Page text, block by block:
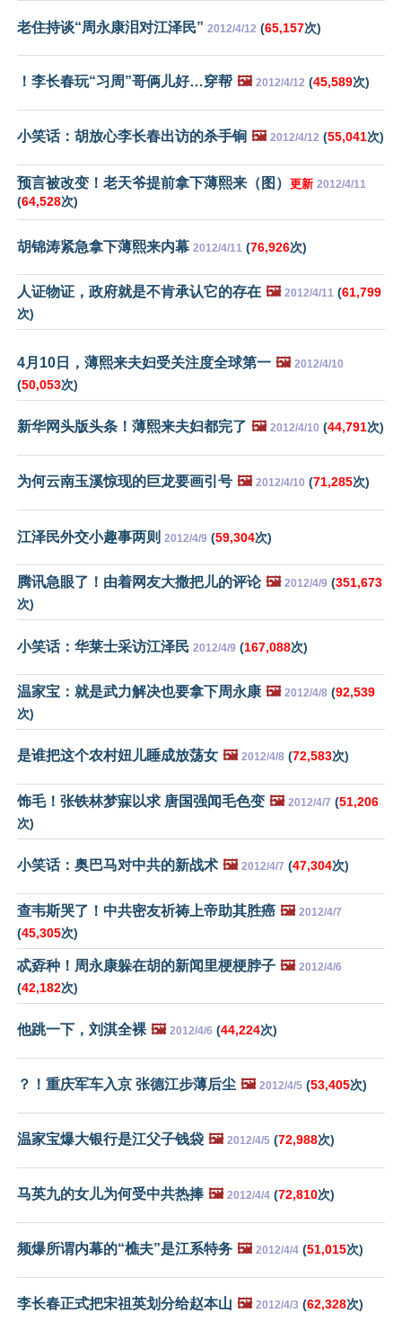
老住持谈“周永康泪对江泽民” 2012/4/12 (65,157次)
！李长春玩“习周”哥俩儿好…穿帮 🖼️ 2012/4/12 (45,589次)
小笑话：胡放心李长春出访的杀手锏 🖼️ 2012/4/12 (55,041次)
预言被改变！老天爷提前拿下薄熙来（图） 更新 2012/4/11
(64,528次)
胡锦涛紧急拿下薄熙来内幕 2012/4/11 (76,926次)
人证物证，政府就是不肯承认它的存在 🖼️ 2012/4/11 (61,799
次)
4月10日，薄熙来夫妇受关注度全球第一 🖼️ 2012/4/10
(50,053次)
新华网头版头条！薄熙来夫妇都完了 🖼️ 2012/4/10 (44,791次)
为何云南玉溪惊现的巨龙要画引号 🖼️ 2012/4/10 (71,285次)
江泽民外交小趣事两则 2012/4/9 (59,304次)
腾讯急眼了！由着网友大撒把儿的评论 🖼️ 2012/4/9 (351,673
次)
小笑话：华莱士采访江泽民 2012/4/9 (167,088次)
温家宝：就是武力解决也要拿下周永康 🖼️ 2012/4/8 (92,539
次)
是谁把这个农村妞儿睡成放荡女 🖼️ 2012/4/8 (72,583次)
饰毛！张铁林梦寐以求 唐国强闻毛色变 🖼️ 2012/4/7 (51,206
次)
小笑话：奥巴马对中共的新战术 🖼️ 2012/4/7 (47,304次)
查韦斯哭了！中共密友祈祷上帝助其胜癌 🖼️ 2012/4/7
(45,305次)
忒孬种！周永康躲在胡的新闻里梗梗脖子 🖼️ 2012/4/6
(42,182次)
他跳一下，刘淇全裸 🖼️ 2012/4/6 (44,224次)
？！重庆军车入京 张德江步薄后尘 🖼️ 2012/4/5 (53,405次)
温家宝爆大银行是江父子钱袋 🖼️ 2012/4/5 (72,988次)
马英九的女儿为何受中共热捧 🖼️ 2012/4/4 (72,810次)
频爆所谓内幕的“樵夫”是江系特务 🖼️ 2012/4/4 (51,015次)
李长春正式把宋祖英划分给赵本山 🖼️ 2012/4/3 (62,328次)